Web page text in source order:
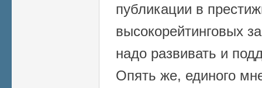
публикации в
высокорейтинговых
надо развивать и
Опять же, единого